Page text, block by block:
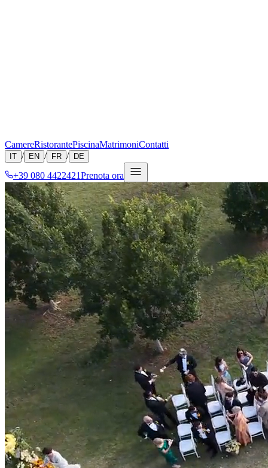
CamereRistorantePiscinaMatrimoniContatti
IT / EN / FR / DE
+39 080 4422421Prenota ora